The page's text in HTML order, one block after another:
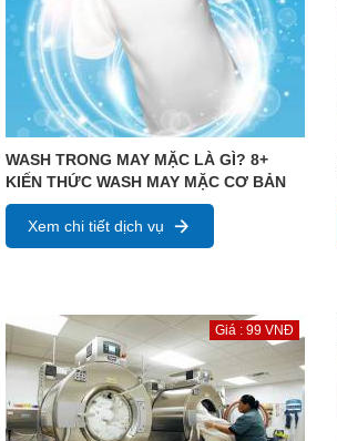
WASH TRONG MAY MẶC LÀ GÌ? 8+
KIẾN THỨC WASH MAY MẶC CƠ BẢN
Xem chi tiết dịch vụ
Giá : 99 VNĐ